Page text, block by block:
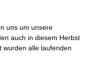
uns um unsere
auch in diesem Herbst
wurden alle laufenden